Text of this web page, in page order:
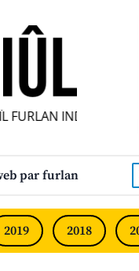
INDIPENDENT
par furlan
2019 2018